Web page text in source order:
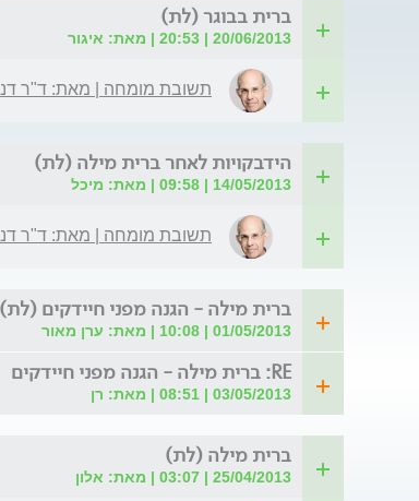
ברית בבוגר (לת)
20/06/2013 | 20:53 | מאת: איגור
תשובת מומחה | מאת: ד"ר
הידבקויות לאחר ברית מילה (לת)
14/05/2013 | 09:58 | מאת: מיכל
תשובת מומחה | מאת: ד"ר
ברית מילה - הגנה מפני חיידקים (לת)
01/05/2013 | 10:08 | מאת: ערן מאור
RE: ברית מילה - הגנה מפני חיידקים
03/05/2013 | 08:51 | מאת: רן
ברית מילה (לת)
25/04/2013 | 03:07 | מאת: אלון